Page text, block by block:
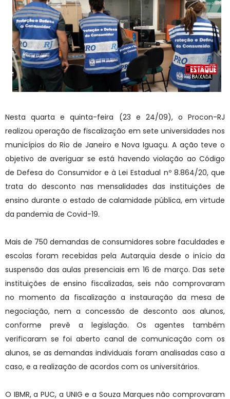
Nesta quarta e quinta-feira (23 e 24/09), o Procon-RJ
realizou operação de fiscalização em sete universidades nos
municípios do Rio de Janeiro e Nova Iguaçu. A ação teve o
objetivo de averiguar se está havendo violação ao Código
de Defesa do Consumidor e à Lei Estadual nº 8.864/20, que
trata do desconto nas mensalidades das instituições de
ensino durante o estado de calamidade pública, em virtude
da pandemia de Covid-19.
Mais de 750 demandas de consumidores sobre faculdades e
escolas foram recebidas pela Autarquia desde o início da
suspensão das aulas presenciais em 16 de março. Das sete
instituições de ensino fiscalizadas, seis não comprovaram
no momento da fiscalização a instauração da mesa de
negociação, nem a concessão de desconto aos alunos,
conforme prevê a legislação. Os agentes também
verificaram se foi aberto canal de comunicação com os
alunos, se as demandas individuais foram analisadas caso a
caso, e a realização de acordos com os universitários.
O IBMR, a PUC, a UNIG e a Souza Marques não comprovaram